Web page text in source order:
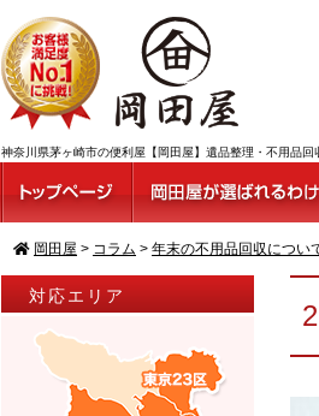
神奈川県茅ヶ崎市の便利屋【岡田屋】遺品整理・不用品
岡田屋 > コラム > 年末の不用品回収につい
対応エリア